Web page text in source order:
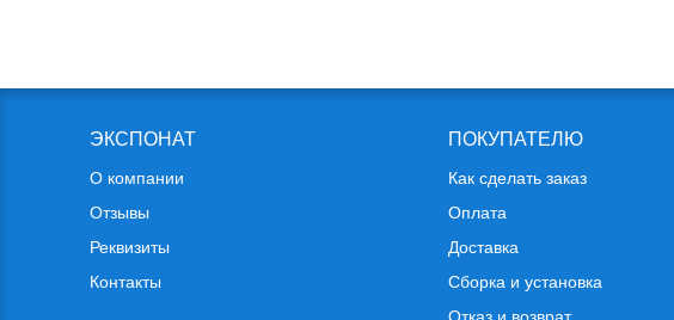
ЭКСПОНАТ
О компании
Отзывы
Реквизиты
Контакты
ПОКУПАТЕЛЮ
Как сделать заказ
Оплата
Доставка
Сборка и установка